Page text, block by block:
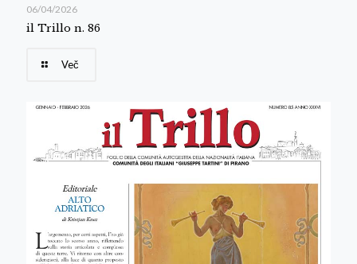
06/04/2026
il Trillo n. 86
Več